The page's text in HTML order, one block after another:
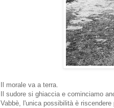
Il morale va a terra.
Il sudore si ghiaccia e cominciamo
Vabbè, l'unica possibilità è riscendere